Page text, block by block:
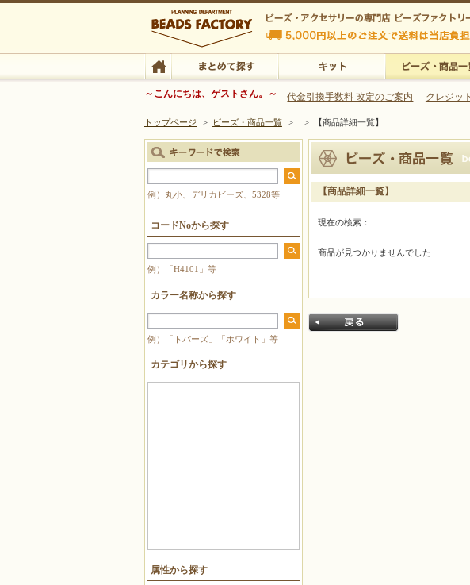
ビーズファクトリー ビーズ・パーツ・金具など・アクセサリーの専門店
ビーズ・アクセサリーの専門店 ビーズファクト
ビーズ・アクセサリーの専門店 ビーズファクトリー 5,000円以上のご注文で
TOP まとめて探す キット
～こんにちは、ゲストさん。～ 代金引換手数料 改定のご案内 クレジッ
トップページ > ビーズ・商品一覧 > > 【商品詳細一覧】
【商品詳細一覧】
現在の検索：
商品が見つかりませんでした
例）丸小、デリカビーズ、5328等
コードNoから探す
例）「H4101」等
カラー名称から探す
例）「トパーズ」「ホワイト」等
カテゴリから探す
属性から探す